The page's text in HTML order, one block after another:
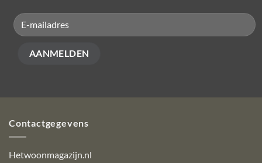
Contactgegevens
Hetwoonmagazijn.nl